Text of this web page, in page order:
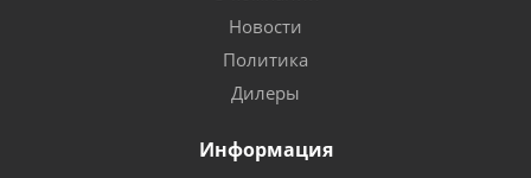
Новости
Политика
Дилеры
Информация